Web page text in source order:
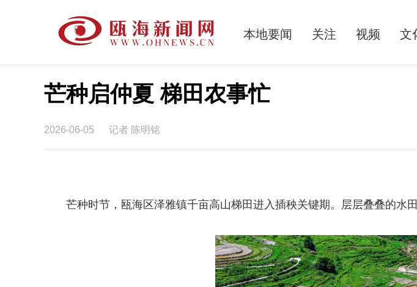
本地要闻 关注 视频 文
芒种启仲夏 梯田农事忙
2026-06-05 记者 陈明铭
芒种时节，瓯海区泽雅镇千亩高山梯田进入插秧关键期。层层叠叠的水田